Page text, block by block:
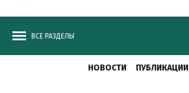
ВСЕ РАЗДЕЛЫ
НОВОСТИ ПУБЛИКАЦИИ